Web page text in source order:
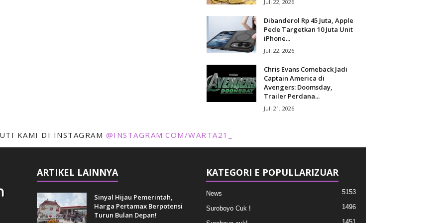
Juli 22, 2026
Dibanderol Rp 45 Juta, Apple
Pede Targetkan 10 Juta Unit
iPhone...
Juli 22, 2026
Chris Evans Comeback Jadi
Captain America di
Avengers: Doomsday,
Trailer Perdana...
Juli 21, 2026
KAMI DI INSTAGRAM @INSTAGRAM.COM/WARTA21_
ARTIKEL LAINNYA
Sinyal Hijau Pemerintah,
Harga Pertamax Berpotensi
Turun Bulan Depan!
KATEGORI E POPULLARIZUAR
News 5153
Suroboyo Cuk ! 1496